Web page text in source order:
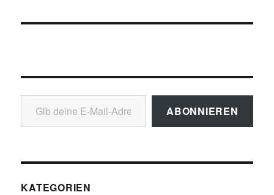
Gib deine E-Mail-Adresse ein ...
ABONNIEREN
KATEGORIEN